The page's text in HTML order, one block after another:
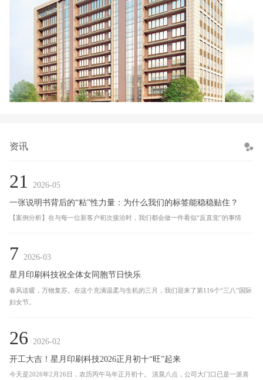
资讯
21
2026-05
一张说明书背后的“粘”性力量：为什么我们的标签能稳稳贴住？
【案例分析】在与每一位新客户初次接洽时，我们都会做一件看似“反直觉”的事情
7 2026-03
星月印刷科技祝全体女同胞节日快乐
春风送暖，万物复苏。在这个充满温柔与生机的三月，我们迎来了第116个“三八”国际
妇女节。
26
2026-02
开工大吉！星月印刷科技2026正月初十“旺”起来
今天是2026年2月26日，农历丙午马年正月初十。 清晨八点，公司大门口已是一派喜